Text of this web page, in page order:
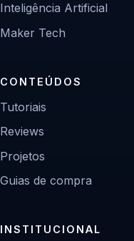
Inteligência Artificial
Maker Tech
CONTEÚDOS
Tutoriais
Reviews
Projetos
Guias de compra
INSTITUCIONAL